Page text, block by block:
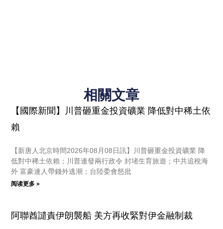
相關文章
【國際新聞】川普砸重金投資礦業 降低對中稀土依
賴
【新唐人北京時間2026年08月08日訊】川普砸重金投資礦業 降
低對中稀土依賴；川普連發兩行政令 封堵生育旅遊；中共追稅海
外 富豪連人帶錢外逃潮；台陸委會怒批
阅读更多 »
阿聯酋譴責伊朗襲船 美方再收緊對伊金融制裁